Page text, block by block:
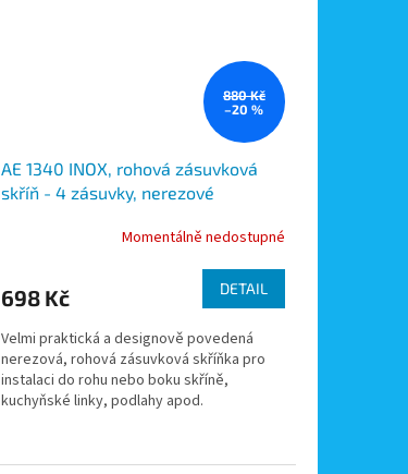
880 Kč
–20 %
AE 1340 INOX, rohová zásuvková
skříň - 4 zásuvky, nerezové
Momentálně nedostupné
698 Kč DETAIL
Velmi praktická a designově povedená
nerezová, rohová zásuvková skříňka pro
instalaci do rohu nebo boku skříně,
kuchyňské linky, podlahy apod.